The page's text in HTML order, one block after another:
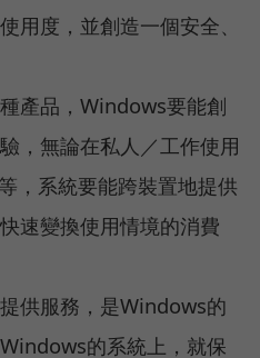
用度，並創造一個安全、
產品，Windows要能創
，無論在私人／工作使用
，系統要能跨裝置地提供
速變換使用情境的消費
供服務，是Windows的
的系統上，就保